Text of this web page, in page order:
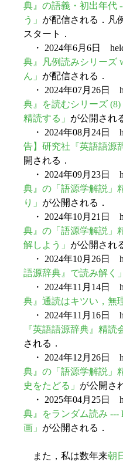
典』の語義・初出年代
う」 が配信される．凡
スタート．
・ 2024年6月6日
典』凡例読みシリーズ
ん」 が配信される．
・ 2024年07月26日
典』を読むシリーズ
精読する」 が公開され
・ 2024年08月24日
告】研究社『英語語源
開される．
・ 2024年09月23日
典』の「語源学解説」
り」 が公開される．
・ 2024年10月21日
典』の「語源学解説」
解しよう」 が公開され
・ 2024年10月26日
語源辞典』で読み解く」
・ 2024年11月14日
典』通読はキツい，無
・ 2024年11月16日
『英語語源辞典』精読
される．
・ 2024年12月26日
典』の「語源学解説」
史をたどる」 が公開さ
・ 2025年04月25日
典』をランダム読み ---
画」 が公開される．
また，私は数年来朝